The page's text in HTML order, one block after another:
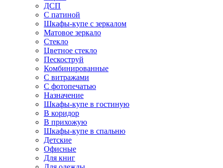
ДСП
С патиной
Шкафы-купе с зеркалом
Матовое зеркало
Стекло
Цветное стекло
Пескоструй
Комбинированные
С витражами
С фотопечатью
Назначение
Шкафы-купе в гостиную
В коридор
В прихожую
Шкафы-купе в спальню
Детские
Офисные
Для книг